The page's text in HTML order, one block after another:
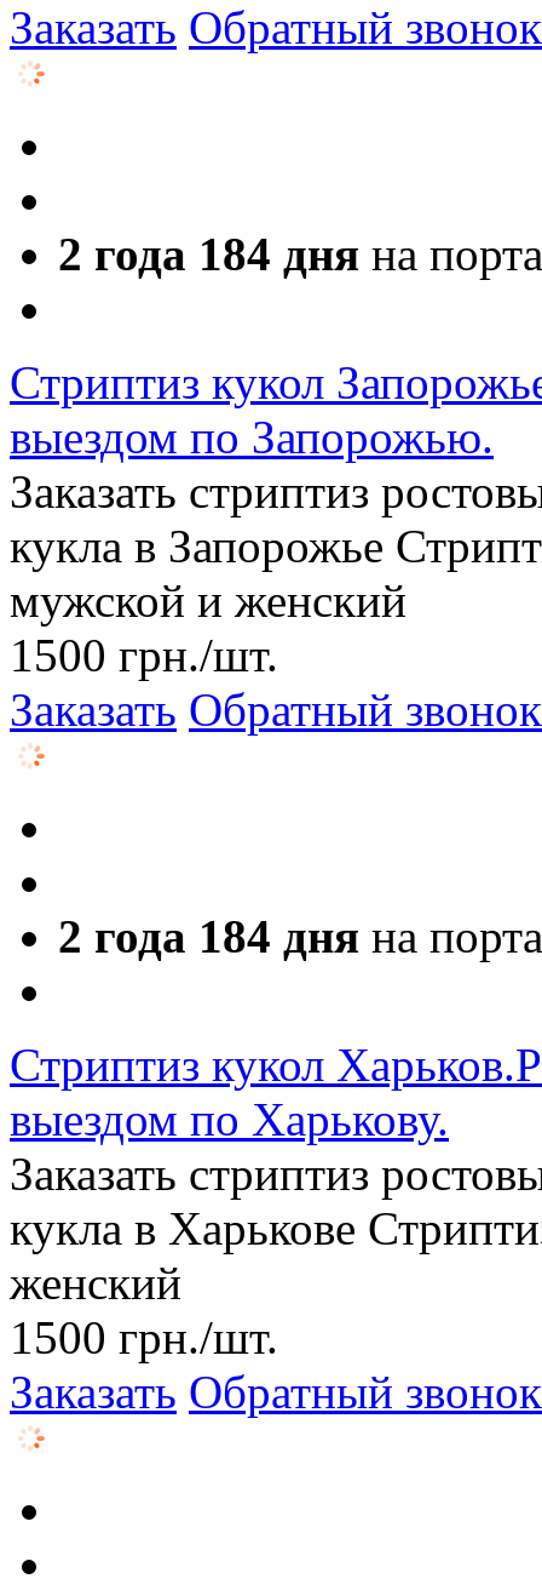
Заказать Обратный звонок
2 года 184 дня на
Стриптиз кукол
выездом по Запорожью.
Заказать стриптиз
кукла в Запорожье
мужской и женский
1500 грн./шт.
Заказать Обратный звонок
2 года 184 дня на
Стриптиз кукол
выездом по Харькову.
Заказать стриптиз
кукла в Харькове
женский
1500 грн./шт.
Заказать Обратный звонок